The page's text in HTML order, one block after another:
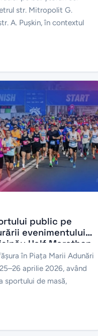
,,Chișinău 10 km
str. Mitropolit G.
A. Pușkin, în contextul
public pe
evenimentului
Half Marathon
în Piața Marii Adunări
aprilie 2026, având
sportului de masă,